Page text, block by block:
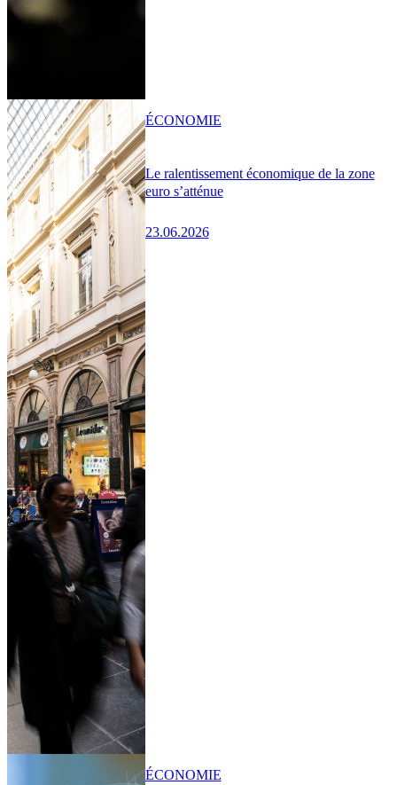
Le ralentissement économique de la zone
euro s’atténue
23.06.2026
ÉCONOMIE
ÉCONOMIE